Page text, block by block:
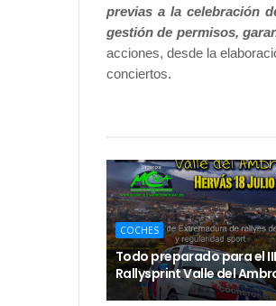
previas a la celebración
gestión de permisos,
acciones, desde la
conciertos.
COCHES
Todo preparado para el III
Rallysprint Valle del